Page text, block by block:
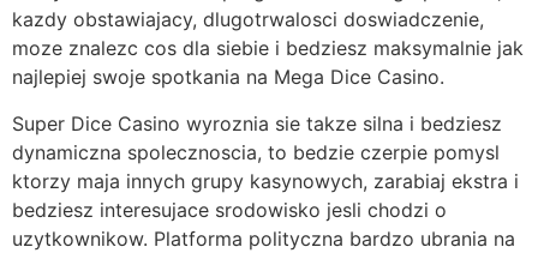
kazdy obstawiajacy, dlugotrwalosci doswiadczenie,
moze znalezc cos dla siebie i bedziesz maksymalnie jak
najlepiej swoje spotkania na Mega Dice Casino.
Super Dice Casino wyroznia sie takze silna i bedziesz
dynamiczna spolecznoscia, to bedzie czerpie pomysl
ktorzy maja innych grupy kasynowych, zarabiaj ekstra i
bedziesz interesujace srodowisko jesli chodzi o
uzytkownikow. Platforma polityczna bardzo ubrania na